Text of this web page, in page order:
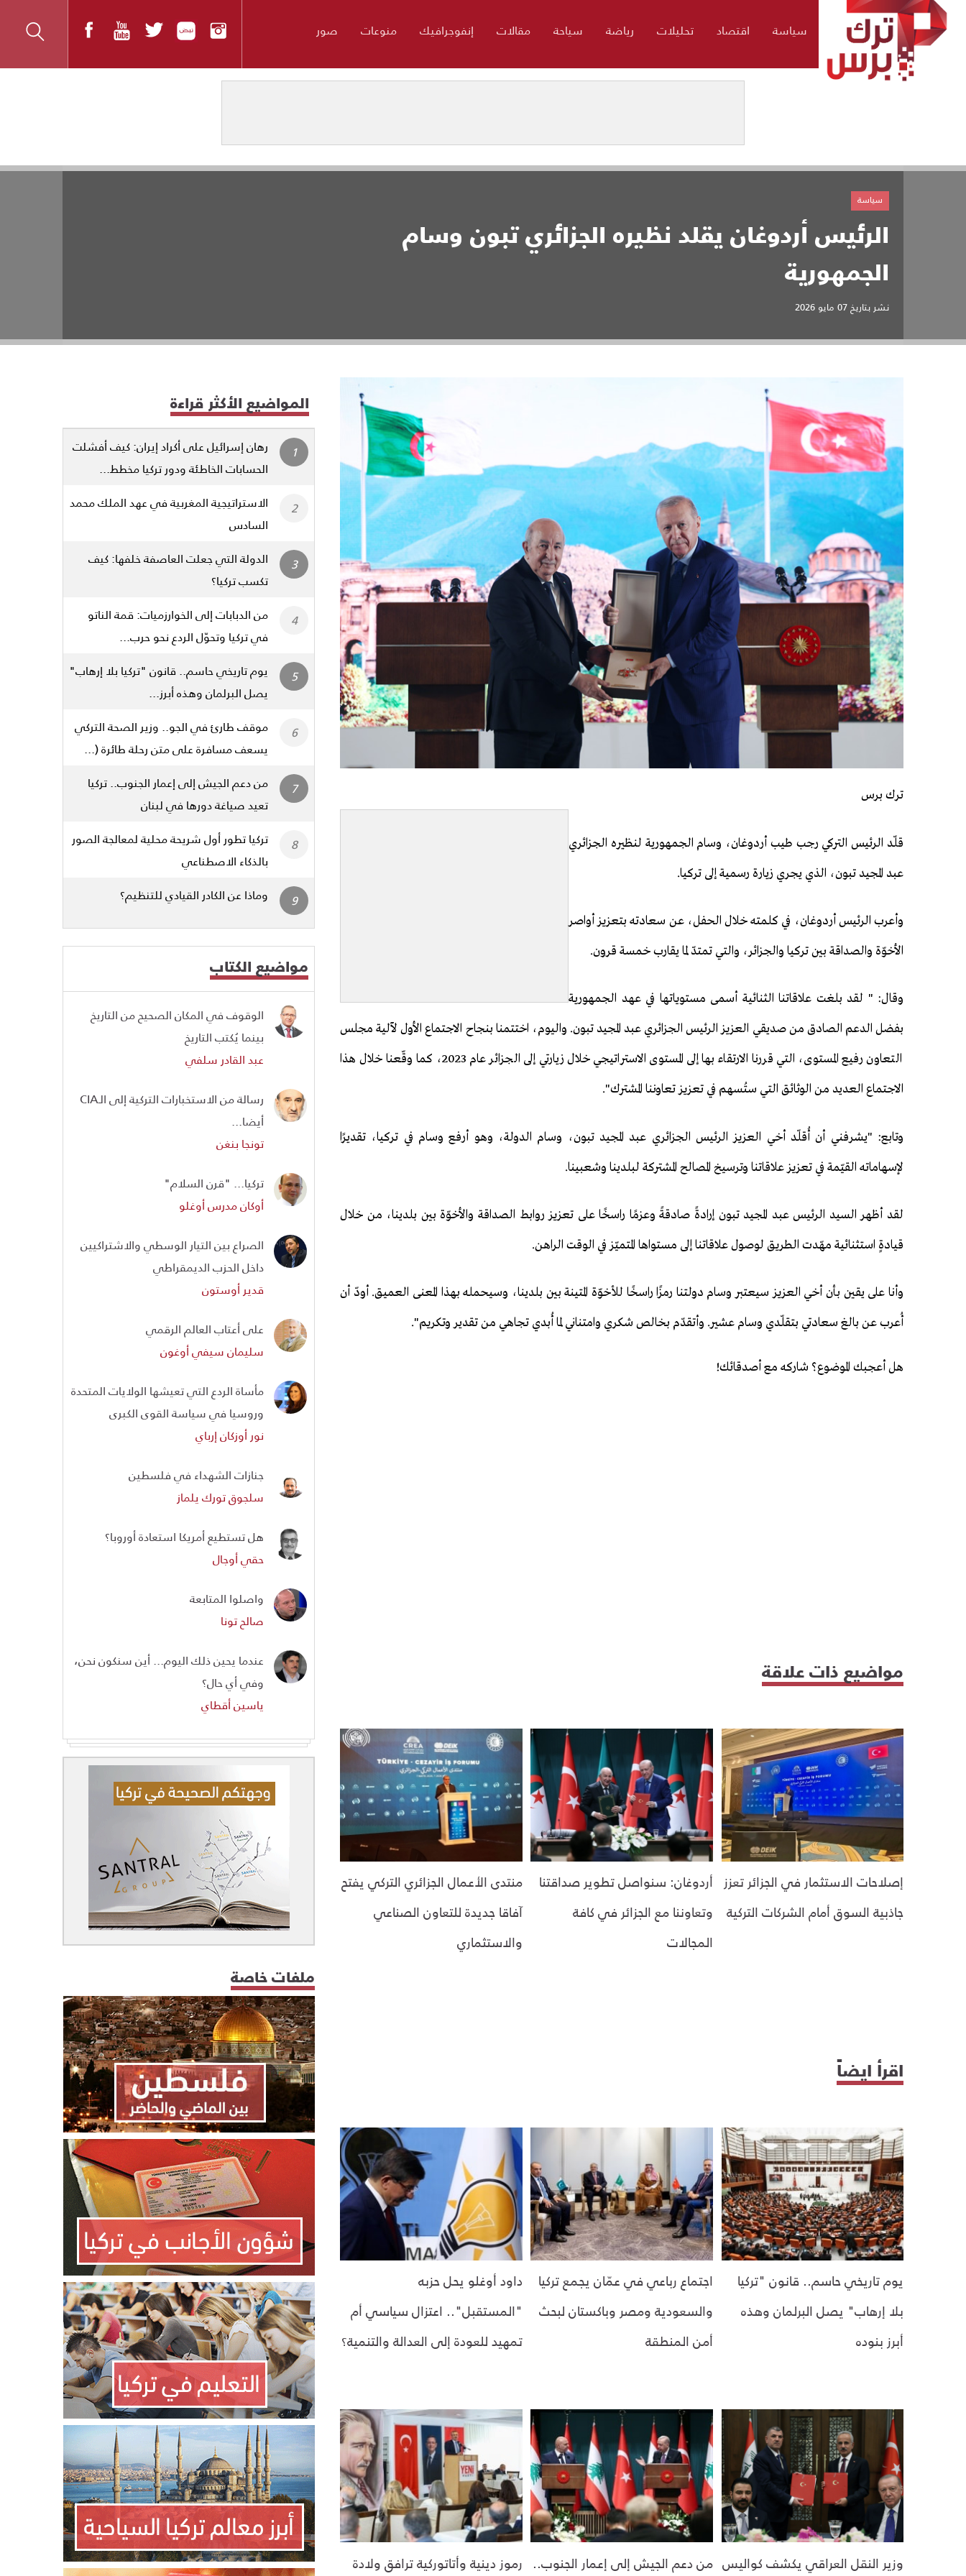
سياسة اقتصاد تحليلات رياضة سياحة مقالات إنفوجرافيك منوعات صور
الرئيس أردوغان يقلد نظيره الجزائري تبون وسام
الجمهورية
نشر بتاريخ07 مايو 2026
سياسة
ترك برس
قلّد الرئيس التركي رجب طيب أردوغان، وسام الجمهورية لنظيره الجزائري
عبد المجيد تبون، الذي يجري زيارة رسمية إلى تركيا.
وأعرب الرئيس أردوغان، في كلمته خلال الحفل، عن سعادته بتعزيز أواصر
الأخوّة والصداقة بين تركيا والجزائر، والتي تمتدّ لما يقارب خمسة قرون.
وقال: " لقد بلغت علاقاتنا الثنائية أسمى مستوياتها في عهد الجمهورية
بفضل الدعم الصادق من صديقي العزيز الرئيس الجزائري عبد المجيد تبون. واليوم، اختتمنا بنجاح الاجتماع الأول لآلية مجلس
التعاون رفيع المستوى، التي قررنا الارتقاء بها إلى المستوى الاستراتيجي خلال زيارتي إلى الجزائر عام 2023، كما وقّعنا خلال هذا
الاجتماع العديد من الوثائق التي ستُسهم في تعزيز تعاوننا المشترك".
وتابع: "يشرفني أن أُقلّد أخي العزيز الرئيس الجزائري عبد المجيد تبون، وسام الدولة، وهو أرفع وسام في تركيا، تقديرًا
لإسهاماته القيّمة في تعزيز علاقاتنا وترسيخ المصالح المشتركة لبلدينا وشعبينا.
لقد أظهر السيد الرئيس عبد المجيد تبون إرادةً صادقةً وعزمًا راسخًا على تعزيز روابط الصداقة والأخوّة بين بلدينا، من خلال
قيادةٍ استثنائية مهّدت الطريق لوصول علاقاتنا إلى مستواها المتميّز في الوقت الراهن.
وأنا على يقين بأن أخي العزيز سيعتبر وسام دولتنا رمزًا راسخًا للأخوّة المتينة بين بلدينا، وسيحمله بهذا المعنى العميق. أودّ أن
أُعرب عن بالغ سعادتي بتقلّدي وسام عشير. وأتقدّم بخالص شكري وامتناني لما أُبدي تجاهي من تقدير وتكريم".
هل أعجبك الموضوع؟ شاركه مع أصدقائك!
مواضيع ذات علاقة
إصلاحات الاستثمار في الجزائر تعزز
جاذبية السوق أمام الشركات التركية
أردوغان: سنواصل تطوير صداقتنا
وتعاوننا مع الجزائر في كافة
المجالات
منتدى الأعمال الجزائري التركي يفتح
آفاقا جديدة للتعاون الصناعي
والاستثماري
اقرأ ايضاً
يوم تاريخي حاسم.. قانون "تركيا
بلا إرهاب" يصل البرلمان وهذه
أبرز بنوده
اجتماع رباعي في عمّان يجمع تركيا
والسعودية ومصر وباكستان لبحث
أمن المنطقة
داود أوغلو يحل حزبه
"المستقبل".. اعتزال سياسي أم
تمهيد للعودة إلى العدالة والتنمية؟
وزير النقل العراقي يكشف كواليس من دعم الجيش إلى إعمار الجنوب.. رموز دينية وأتاتوركية ترافق ولادة
المواضيع الأكثر قراءة
رهان إسرائيل على أكراد إيران: كيف أفشلت
الحسابات الخاطئة ودور تركيا مخطط...
الاستراتيجية المغربية في عهد الملك محمد
السادس
الدولة التي جعلت العاصفة خلفها: كيف
تكسب تركيا؟
من الدبابات إلى الخوارزميات: قمة الناتو
في تركيا وتحوّل الردع نحو حرب...
يوم تاريخي حاسم.. قانون "تركيا بلا إرهاب"
يصل البرلمان وهذه أبرز...
موقف طارئ في الجو.. وزير الصحة التركي
يسعف مسافرة على متن رحلة طائرة (...
من دعم الجيش إلى إعمار الجنوب.. تركيا
تعيد صياغة دورها في لبنان
تركيا تطور أول شريحة محلية لمعالجة الصور
بالذكاء الاصطناعي
وماذا عن الكادر القيادي للتنظيم؟
مواضيع الكتاب
الوقوف في المكان الصحيح من التاريخ
بينما يُكتب التاريخ
عبد القادر سلفي
رسالة من الاستخبارات التركية إلى الـCIA
أيضا...
تونجا بنغن
تركيا... "قرن السلام"
أوكان مدرس أوغلو
الصراع بين التيار الوسطي والاشتراكيين
داخل الحزب الديمقراطي
قدير أوستون
على أعتاب العالم الرقمي
سليمان سيفي أوغون
مأساة الردع التي تعيشها الولايات المتحدة
وروسيا في سياسة القوى الكبرى
نور أوزكان إرباي
جنازات الشهداء في فلسطين
سلجوق تورك يلماز
هل تستطيع أمريكا استعادة أوروبا؟
حقي أوجال
واصلوا المتابعة
صالح تونا
عندما يحين ذلك اليوم... أين سنكون نحن،
وفي أي حال؟
ياسين أقطاي
ملفات خاصة